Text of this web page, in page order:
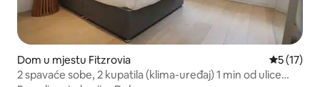
Dom u mjestu Fitzrovia Prosječna
5 (17)
2 spavaće sobe, 2 kupatila (klima-uređaj) 1 min od ulice